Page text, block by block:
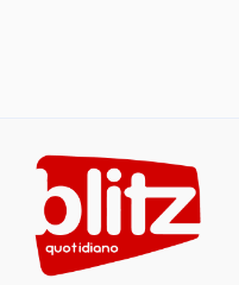
content